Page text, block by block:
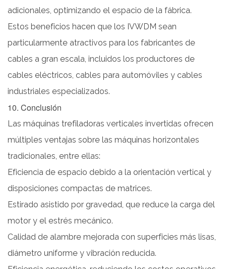
adicionales, optimizando el espacio de la fábrica.
Estos beneficios hacen que los IVWDM sean
particularmente atractivos para los fabricantes de
cables a gran escala, incluidos los productores de
cables eléctricos, cables para automóviles y cables
industriales especializados.
10. Conclusión
Las máquinas trefiladoras verticales invertidas ofrecen
múltiples ventajas sobre las máquinas horizontales
tradicionales, entre ellas:
Eficiencia de espacio debido a la orientación vertical y
disposiciones compactas de matrices.
Estirado asistido por gravedad, que reduce la carga del
motor y el estrés mecánico.
Calidad de alambre mejorada con superficies más lisas,
diámetro uniforme y vibración reducida.